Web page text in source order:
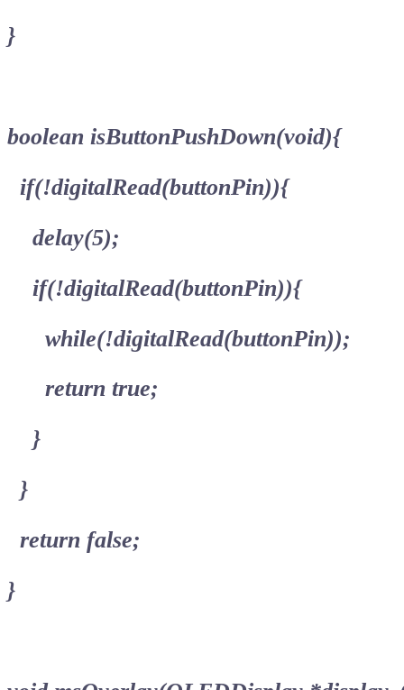
}
boolean isButtonPushDown(void){
if(!digitalRead(buttonPin)){
delay(5);
if(!digitalRead(buttonPin)){
while(!digitalRead(buttonPin));
return true;
}
}
return false;
}